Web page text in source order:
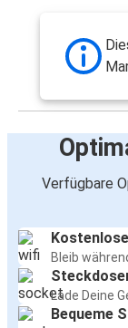
Verfügbare
Bleib
Lade Deine
Bequeme